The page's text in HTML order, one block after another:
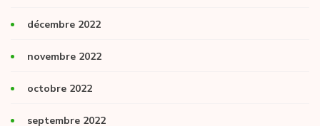
décembre 2022
novembre 2022
octobre 2022
septembre 2022